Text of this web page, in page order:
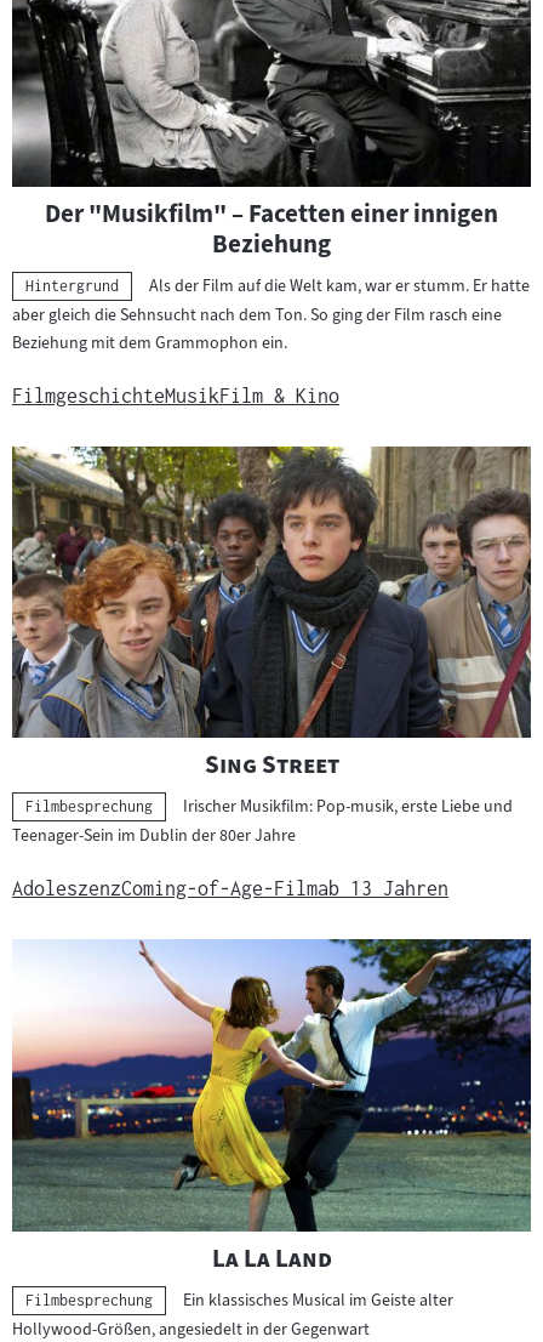
Der "Musikfilm" – Facetten einer innigen
Beziehung
Kategorie:
Hintergrund
Als der Film auf die Welt kam, war er stumm. Er hatte
aber gleich die Sehnsucht nach dem Ton. So ging der Film rasch eine
Beziehung mit dem Grammophon ein.
FilmgeschichteMusikFilm & Kino
"
Sing Street"
Kategorie:
Filmbesprechung
Irischer Musikfilm: Pop-musik, erste Liebe und
Teenager-Sein im Dublin der 80er Jahre
AdoleszenzComing-of-Age-Filmab 13 Jahren
"
La La Land"
Kategorie:
Filmbesprechung
Ein klassisches Musical im Geiste alter
Hollywood-Größen, angesiedelt in der Gegenwart